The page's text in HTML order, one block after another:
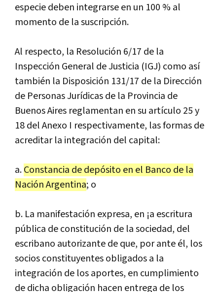
especie deben integrarse en un 100 % al
momento de la suscripción.
Al respecto, la Resolución 6/17 de la
Inspección General de Justicia (IGJ) como así
también la Disposición 131/17 de la Dirección
de Personas Jurídicas de la Provincia de
Buenos Aires reglamentan en su artículo 25 y
18 del Anexo I respectivamente, las formas de
acreditar la integración del capital:
a.Constancia de depósito en el Banco de la
Nación Argentina; o
b. La manifestación expresa, en ¡a escritura
pública de constitución de la sociedad, del
escribano autorizante de que, por ante él, los
socios constituyentes obligados a la
integración de los aportes, en cumplimiento
de dicha obligación hacen entrega de los